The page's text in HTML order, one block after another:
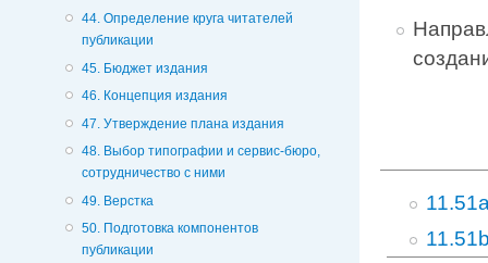
44. Определение круга читателей
публикации
45. Бюджет издания
46. Концепция издания
47. Утверждение плана издания
48. Выбор типографии и сервис-бюро,
сотрудничество с ними
49. Верстка
50. Подготовка компонентов
публикации